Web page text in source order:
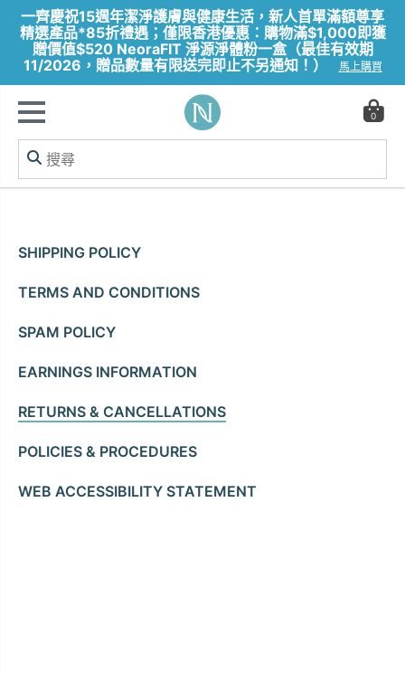
一齊慶祝15週年潔淨護膚與健康生活，新人首單滿額尊享
精選產品*85折禮遇；僅限香港優惠：購物滿$1,000即獲
贈價值$520 NeoraFIT 淨源淨體粉一盒（最佳有效期
11/2026，贈品數量有限送完即止不另通知！）
馬上購買
0
SHIPPING POLICY
TERMS AND CONDITIONS
SPAM POLICY
EARNINGS INFORMATION
RETURNS & CANCELLATIONS
POLICIES & PROCEDURES
WEB ACCESSIBILITY STATEMENT